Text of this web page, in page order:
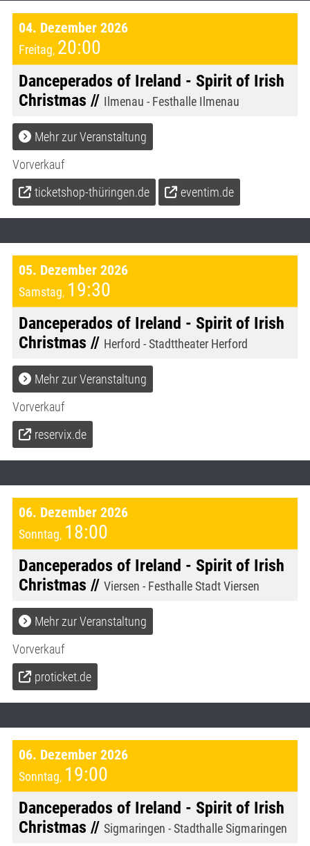
04. Dezember 2026
Freitag, 20:00
Danceperados of Ireland - Spirit of Irish
Christmas // Ilmenau - Festhalle Ilmenau
Mehr zur Veranstaltung
Vorverkauf
ticketshop-thüringen.de
eventim.de
05. Dezember 2026
Samstag, 19:30
Danceperados of Ireland - Spirit of Irish
Christmas // Herford - Stadttheater Herford
Mehr zur Veranstaltung
Vorverkauf
reservix.de
06. Dezember 2026
Sonntag, 18:00
Danceperados of Ireland - Spirit of Irish
Christmas // Viersen - Festhalle Stadt Viersen
Mehr zur Veranstaltung
Vorverkauf
proticket.de
06. Dezember 2026
Sonntag, 19:00
Danceperados of Ireland - Spirit of Irish
Christmas // Sigmaringen - Stadthalle Sigmaringen